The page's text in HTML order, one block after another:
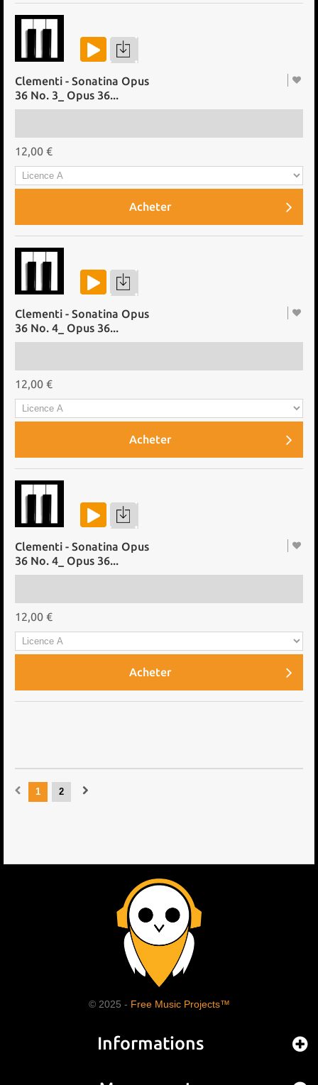
Clementi - Sonatina Opus
36 No. 3_ Opus 36...
12,00 €
Acheter
Clementi - Sonatina Opus
36 No. 4_ Opus 36...
12,00 €
Acheter
Clementi - Sonatina Opus
36 No. 4_ Opus 36...
12,00 €
Acheter
1 2
© 2025 - Free Music Projects™
Informations